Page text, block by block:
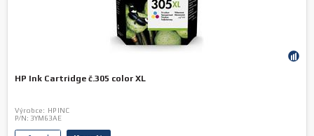
HP Ink Cartridge č.305 color XL
Výrobce: HP INC
P/N: 3YM63AE